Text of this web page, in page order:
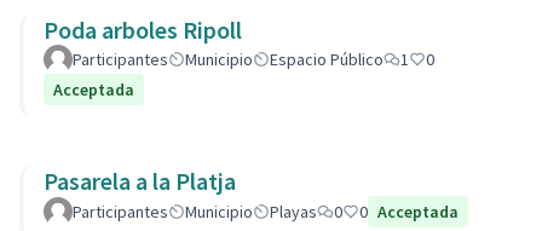
Poda arboles Ripoll
Participantes Municipio Espacio Público 1
0
Acceptada
Pasarela a la Platja
Participantes Municipio Playas 0 0 Acceptada